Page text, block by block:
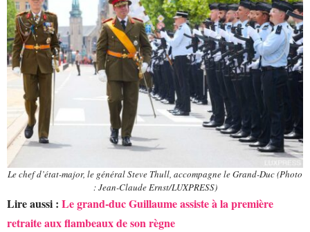
Le chef d’état-major, le général Steve Thull, accompagne le Grand-Duc (Photo
: Jean-Claude Ernst/LUXPRESS)
Lire aussi : Le grand-duc Guillaume assiste à la première
retraite aux flambeaux de son règne